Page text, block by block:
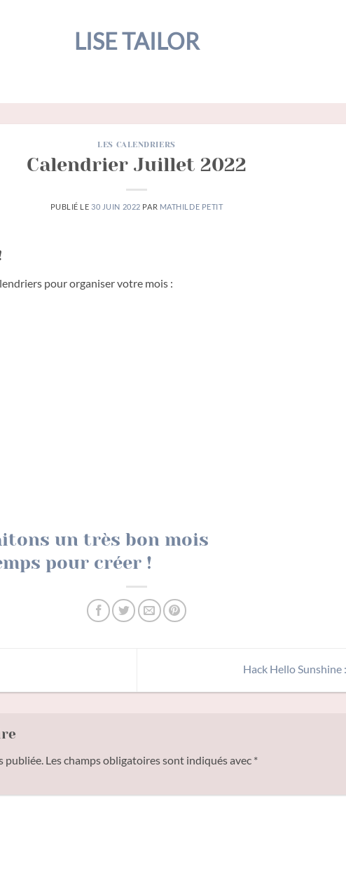
LISE TAILOR
LES CALENDRIERS
Calendrier Juillet 2022
PUBLIÉ LE 30 JUIN 2022 PAR MATHILDE PETIT
pour organiser votre mois :
un très bon mois
pour créer !
Hack Hello Sunshine
publiée. Les champs obligatoires sont indiqués avec *